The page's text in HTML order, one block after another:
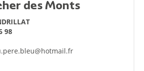
des Monts
98